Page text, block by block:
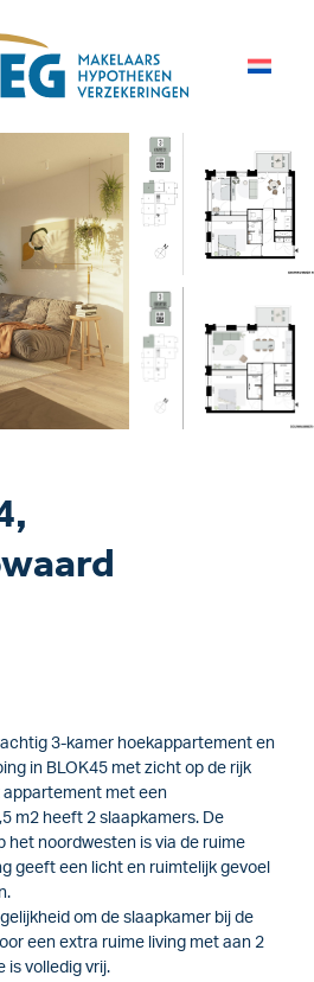
3-kamer hoekappartement en
in BLOK45 met zicht op de rijk
met een
m2 heeft 2 slaapkamers. De
het noordwesten is via de ruime
geeft een licht en ruimtelijk gevoel
om de slaapkamer bij de
een extra ruime living met aan 2
is volledig vrij.